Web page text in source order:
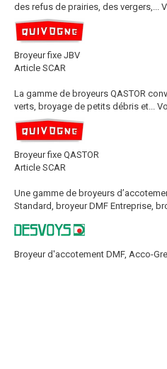
des refus de prairies, des vergers,...
Broyeur fixe JBV
Article SCAR
La gamme de broyeurs QASTOR
verts, broyage de petits débris et...
Broyeur fixe QASTOR
Article SCAR
Une gamme de broyeurs
Standard, broyeur DMF Entreprise,
Broyeur d'accotement DMF, Acco-